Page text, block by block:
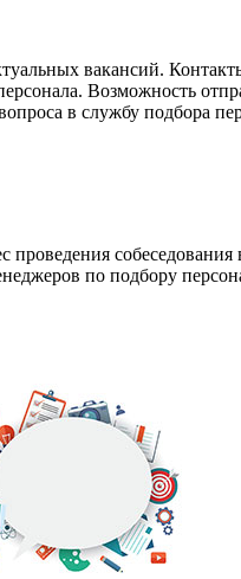
вакансий.
Возможность
в службу подбора
проведения
по подбору